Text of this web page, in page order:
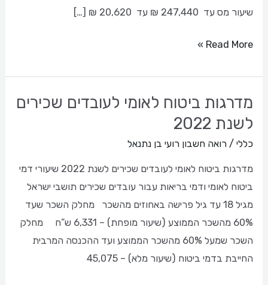
שיעור מס עד 247,440 ₪ עד 20,620 ₪ […]
Read More »
מדרגות ביטוח לאומי לעובדים שכירים
לשנת 2022
כללי /רואה חשבון רועי בן נתנאל
מדרגות ביטוח לאומי לעובדים שכירים לשנת 2022 שיעורי דמי
ביטוח לאומי ודמי בריאות עבור עובדים שכירים תושבי ישראל
מגיל 18 עד גיל פרישה באחוזים מהשכר מחלק השכר שעד
60% מהשכר הממוצע (שיעור מופחת) – 6,331 ש”ח מחלק
השכר שמעל 60% מהשכר הממוצע ועד ההכנסה המרבית
החייבת בדמי ביטוח (שיעור מלא) – 45,075
מדרגות
ביטוח
שכירים
לשנת
2022